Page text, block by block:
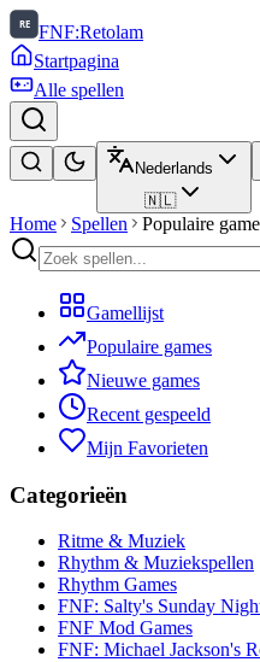
FNF:Retolam
Startpagina
Alle spellen
Nederlands
🇳🇱
Home Spellen Populaire
Gamellijst
Populaire games
Nieuwe games
Recent gespeeld
Mijn Favorieten
Categorieën
Ritme & Muziek
Rhythm & Muziekspellen
Rhythm Games
FNF: Salty's Sunday
FNF Mod Games
FNF: Michael Jackson's